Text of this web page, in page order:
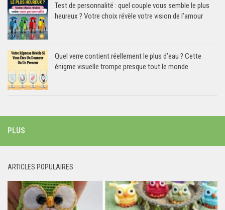
Test de personnalité : quel couple vous semble le plus
heureux ? Votre choix révèle votre vision de l’amour
Quel verre contient réellement le plus d’eau ? Cette
énigme visuelle trompe presque tout le monde
PLUS
ARTICLES POPULAIRES